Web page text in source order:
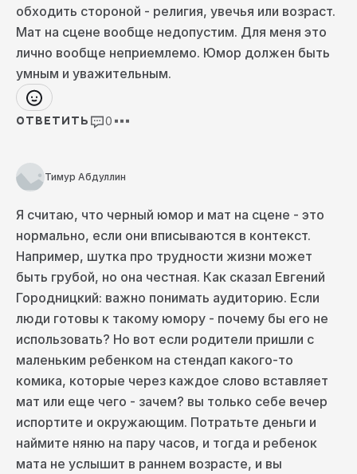
Интересный момент, чтоу разных культур —
разная толерантность к этим темам.Потому
что в России мы можем вполне себе пошутить
чёрный юмор будет восприниматься
относительно спокойнее, чем в какой-то иной
стране.
А французы, например, радостно шутят о
Потому что у них гендерно насыщенная
культура, это не считается чем-то постыдным.
Россияне более пуритански настроены в этом
смысле: мы скорее о смерти пошутим, нежели
об отношениях мужчин и женщин.
То есть здесь это тоже культурно
обусловлено. Но однозначноесть темы, шутя
над которыми, можно попасть в очень
неловкое положение.
Это может закончиться
политическим скандалом, концом карьеры или
отношений. Поэтому с этим нужно быть
осторожным, юмор — это очень острый
инструмент.
Евгений Городницкий
Нет глобальных различий, просто каждому
смешно своё. Некоторые люди говорят, что у
них совершенно нет чувства юмора. На что я
отвечаю, что оно точно есть: что-то же
вызывает у них улыбку или смех. Простоих
веселят одни вещи, а меня — другие.
обходить стороной - религия, увечья или возраст.
Мат на сцене вообще недопустим. Для меня это
лично вообще неприемлемо. Юмор должен быть
умным и уважительным.
ОТВЕТИТЬ 0
Тимур Абдуллин
Я считаю, что черный юмор и мат на сцене - это
нормально, если они вписываются в контекст.
Например, шутка про трудности жизни может
быть грубой, но она честная. Как сказал Евгений
Городницкий: важно понимать аудиторию. Если
люди готовы к такому юмору - почему бы его не
использовать? Но вот если родители пришли с
маленьким ребенком на стендап какого-то
комика, которые через каждое слово вставляет
мат или еще чего - зачем? вы только себе вечер
испортите и окружающим. Потратьте деньги и
наймите няню на пару часов, и тогда и ребенок
мата не услышит в раннем возрасте, и вы